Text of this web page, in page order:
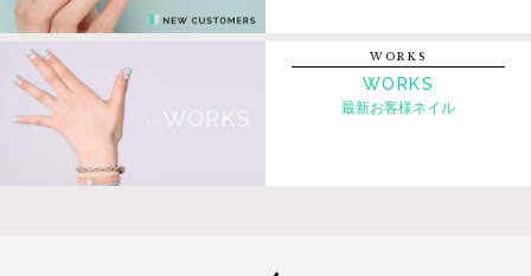
WORKS
WORKS
最新お客様ネイル